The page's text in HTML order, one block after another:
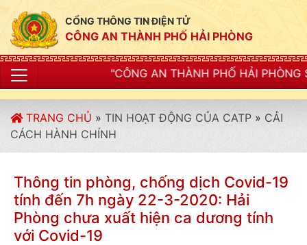
CỔNG THÔNG TIN ĐIỆN TỬ
CÔNG AN THÀNH PHỐ HẢI PHÒNG
"CÔNG AN THÀNH PHỐ HẢI PHÒNG SIẾT CHẶT KỶ
TRANG CHỦ » TIN HOẠT ĐỘNG CỦA CATP » CẢI
CÁCH HÀNH CHÍNH
Thông tin phòng, chống dịch Covid-19
tính đến 7h ngày 22-3-2020: Hải
Phòng chưa xuất hiện ca dương tính
với Covid-19